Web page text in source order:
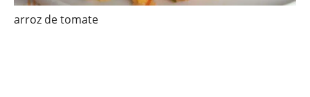
arroz de tomate